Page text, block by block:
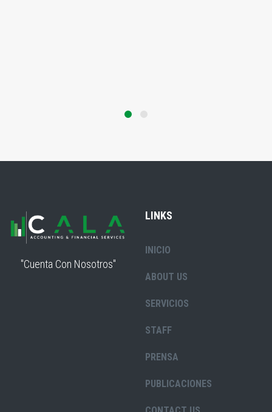
"Cuenta Con Nosotros"
LINKS
INICIO
ABOUT US
SERVICIOS
STAFF
PRENSA
PUBLICACIONES